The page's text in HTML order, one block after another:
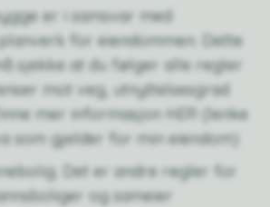
er i samsvar med
for eiendommen. Dette
sjekke at du følger alle regler
mot veg, utnyttelsesgrad
mer informasjon HER (lenke
som gjelder for min eiendom)
Det er andre regler for
og sameier